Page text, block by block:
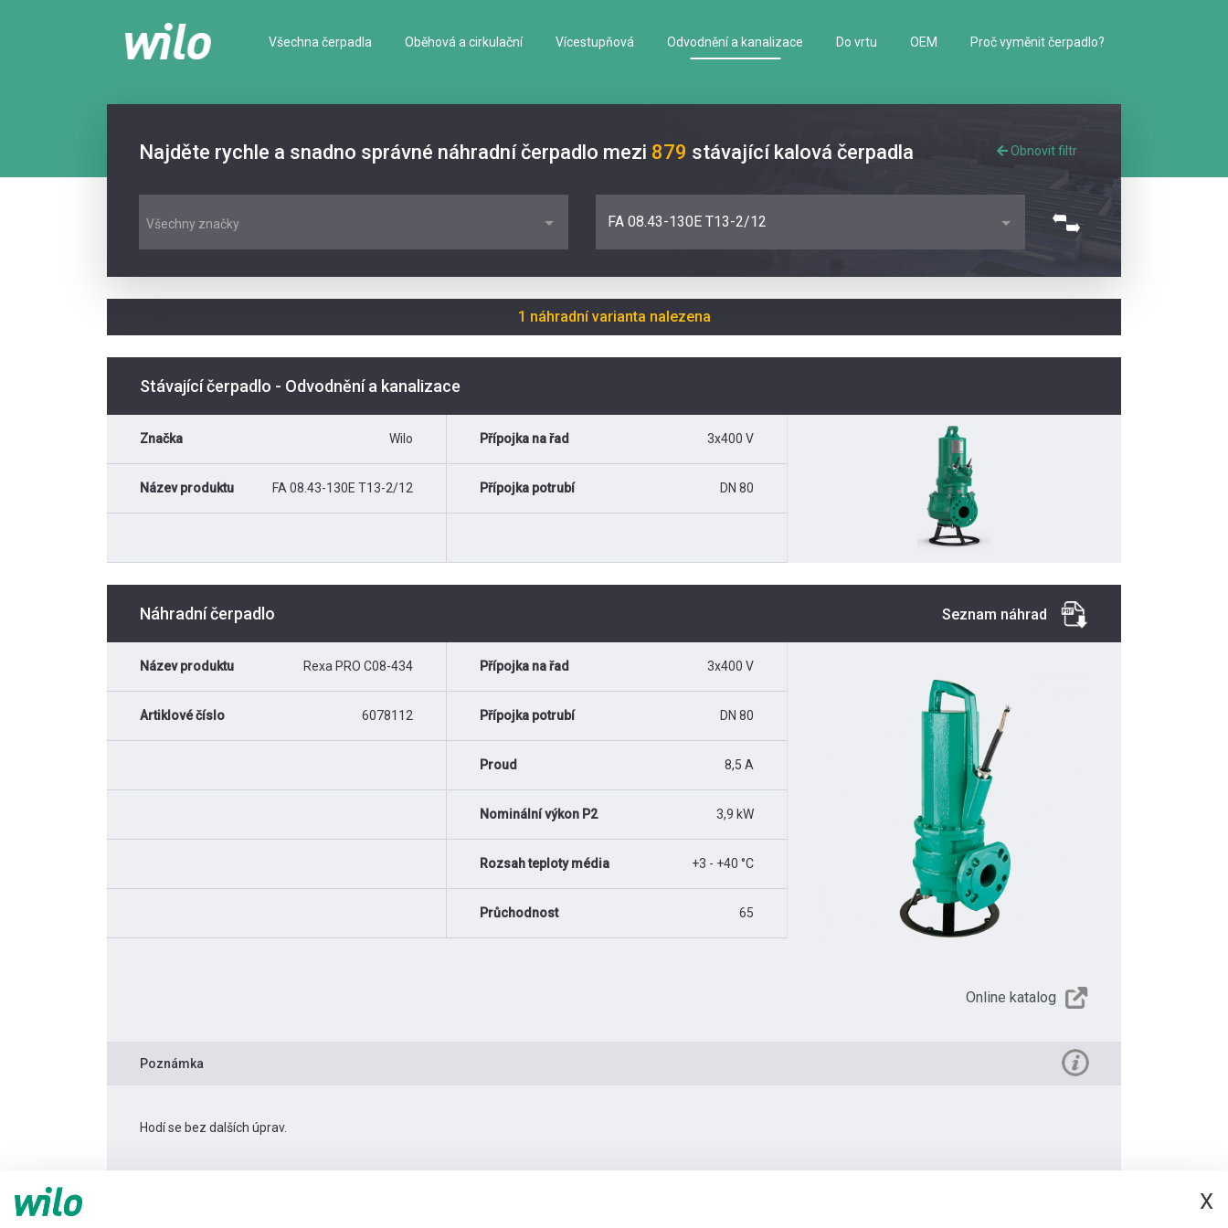
X
Všechna čerpadla Oběhová a cirkulační Vícestupňová Odvodnění a kanalizace Do vrtu OEM Proč vyměnit čerpadlo?
Najděte rychle a snadno správné náhradní čerpadlo mezi 879 stávající kalová čerpadla Obnovit filtr
Všechny značky FA 08.43-130E T13-2/12
1 náhradní varianta nalezena
Stávající čerpadlo - Odvodnění a kanalizace
Značka Wilo
Název produktu FA 08.43-130E T13-2/12
Přípojka na řad 3x400 V
Přípojka potrubí DN 80
Náhradní čerpadlo Seznam náhrad
Název produktu Rexa PRO C08-434
Artiklové číslo 6078112
Přípojka na řad 3x400 V
Přípojka potrubí DN 80
Proud 8,5 A
Nominální výkon P2 3,9 kW
Rozsah teploty média +3 - +40 °C
Průchodnost 65
Online katalog
Poznámka
Hodí se bez dalších úprav.